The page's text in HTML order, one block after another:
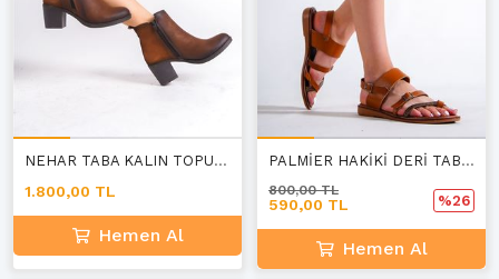
NEHAR TABA KALIN TOPUKLU KADIN BOT E-1
1.800,00 TL
Hemen Al
PALMİER HAKİKİ DERİ TABA PARMAK ARASI KADIN SANDALET C-1
590,00 TL
800,00 TL
%26
Hemen Al